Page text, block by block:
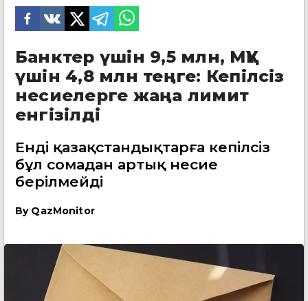
Банктер үшін 9,5 млн, МҚҰ
үшін 4,8 млн теңге: Кепілсіз
несиелерге жаңа лимит
енгізілді
Енді қазақстандықтарға кепілсіз
бұл сомадан артық несие
берілмейді
By QazMonitor